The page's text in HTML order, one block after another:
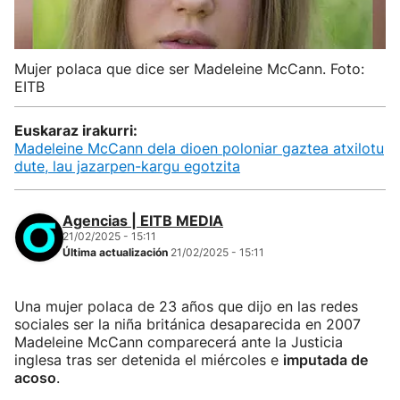
Mujer polaca que dice ser Madeleine McCann. Foto:
EITB
Euskaraz irakurri:
Madeleine McCann dela dioen poloniar gaztea atxilotu
dute, lau jazarpen-kargu egotzita
Agencias | EITB MEDIA
21/02/2025 - 15:11
Última actualización 21/02/2025 - 15:11
Una mujer polaca de 23 años que dijo en las redes
sociales ser la niña británica desaparecida en 2007
Madeleine McCann comparecerá ante la Justicia
inglesa tras ser detenida el miércoles e imputada de
acoso.